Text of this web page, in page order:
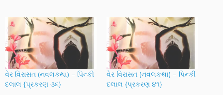
વેર વિરાસત (નવલકથા) – પિન્કી
દલાલ {પ્રકરણ ૩૬}
વેર વિરાસત (નવલકથા) – પિન્કી
દલાલ {પ્રકરણ ૪૧}